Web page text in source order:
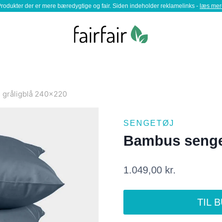
der er mere bæredygtige og fair. Siden indeholder reklamelinks - læs
gråligblå 240×220
SENGETØJ
Bambus
1.049,00 kr.
TIL